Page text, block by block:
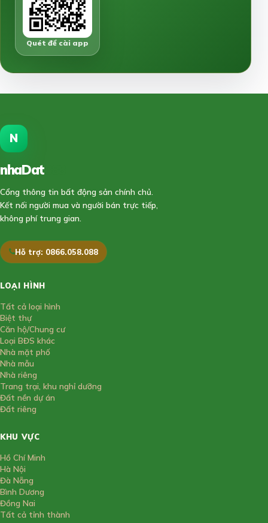
Quét để cài app
N
nhaDat
Cổng thông tin bất động sản chính chủ.
Kết nối người mua và người bán trực tiếp,
không phí trung gian.
Hỗ trợ: 0866.058.088
LOẠI HÌNH
Tất cả loại hình
Biệt thự
Căn hộ/Chung cư
Loại BĐS khác
Nhà mặt phố
Nhà mẫu
Nhà riêng
Trang trại, khu nghỉ dưỡng
Đất nền dự án
Đất riêng
KHU VỰC
Hồ Chí Minh
Hà Nội
Đà Nẵng
Bình Dương
Đồng Nai
Tất cả tỉnh thành